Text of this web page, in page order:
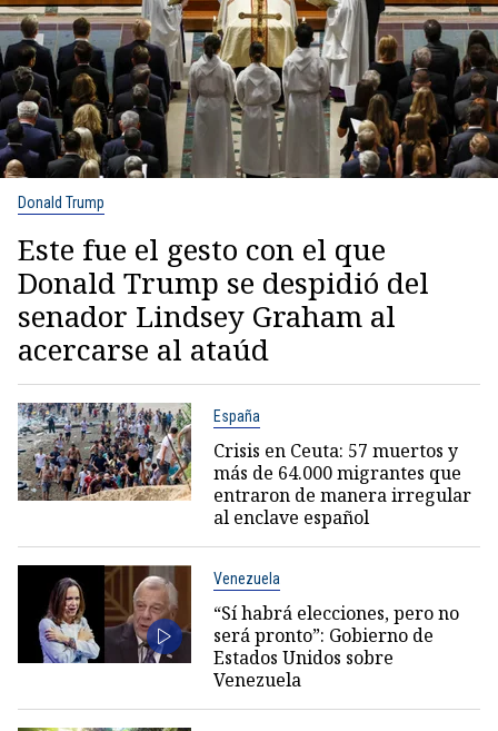
Donald Trump
Este fue el gesto con el que
Donald Trump se despidió del
senador Lindsey Graham al
acercarse al ataúd
España
Crisis en Ceuta: 57 muertos y
más de 64.000 migrantes que
entraron de manera irregular
al enclave español
Venezuela
“Sí habrá elecciones, pero no
será pronto”: Gobierno de
Estados Unidos sobre
Venezuela